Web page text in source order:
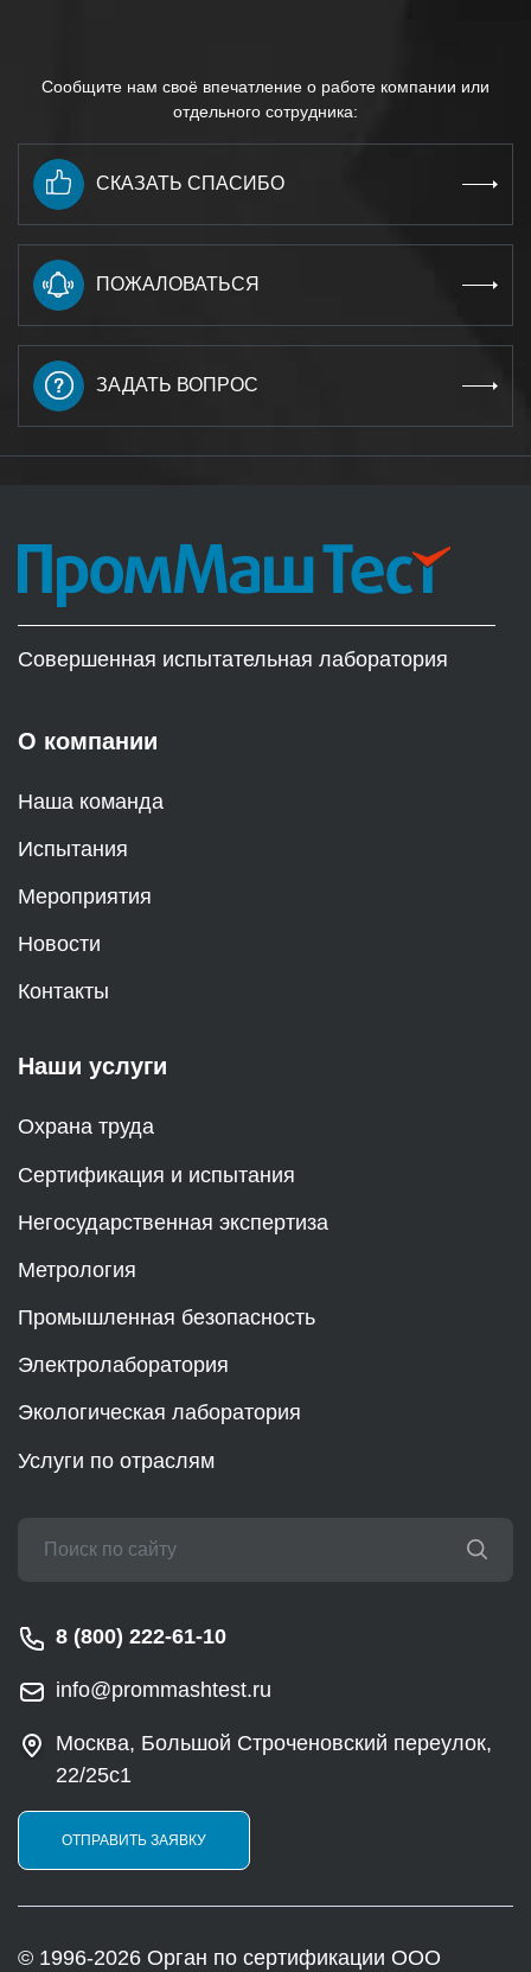
Сообщите нам своё впечатление о работе компании или
отдельного сотрудника:
СКАЗАТЬ СПАСИБО
ПОЖАЛОВАТЬСЯ
ЗАДАТЬ ВОПРОС
Совершенная испытательная лаборатория
О компании
Наша команда
Испытания
Мероприятия
Новости
Контакты
Наши услуги
Охрана труда
Сертификация и испытания
Негосударственная экспертиза
Метрология
Промышленная безопасность
Электролаборатория
Экологическая лаборатория
Услуги по отраслям
8 (800) 222-61-10
info@prommashtest.ru
Москва, Большой Строченовский переулок,
22/25с1
ОТПРАВИТЬ ЗАЯВКУ
© 1996-2026 Орган по сертификации ООО